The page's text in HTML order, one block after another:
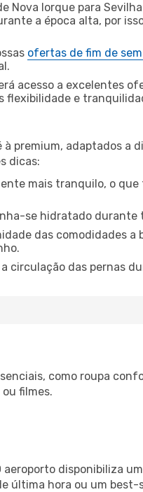
Nova Iorque para
a época alta, por
ofertas de fim de
acesso a excelentes
flexibilidade e
premium, adaptados a
dicas:
mais tranquilo, o que
se hidratado durante
das comodidades a
circulação das pernas
como roupa
filmes.
disponibiliza
última hora ou um best-